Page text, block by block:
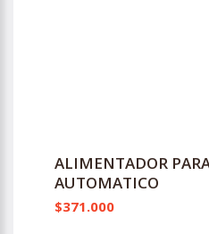
ALIMENTADOR
AUTOMATICO
$371.000